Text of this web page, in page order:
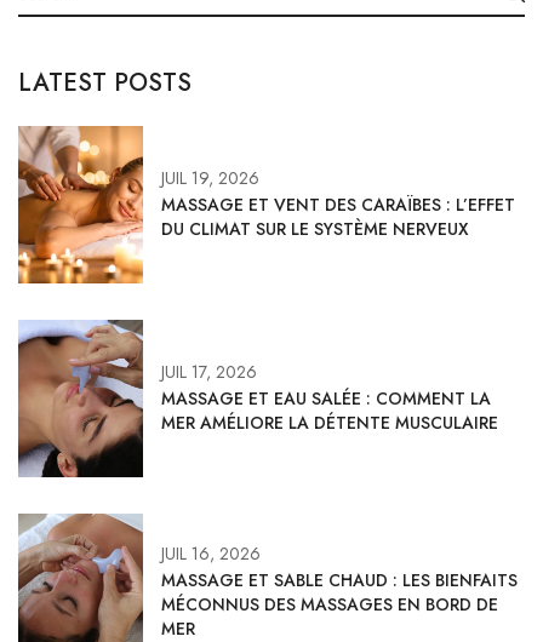
LATEST POSTS
JUIL 19, 2026
MASSAGE ET VENT DES CARAÏBES : L’EFFET
DU CLIMAT SUR LE SYSTÈME NERVEUX
JUIL 17, 2026
MASSAGE ET EAU SALÉE : COMMENT LA
MER AMÉLIORE LA DÉTENTE MUSCULAIRE
JUIL 16, 2026
MASSAGE ET SABLE CHAUD : LES BIENFAITS
MÉCONNUS DES MASSAGES EN BORD DE
MER